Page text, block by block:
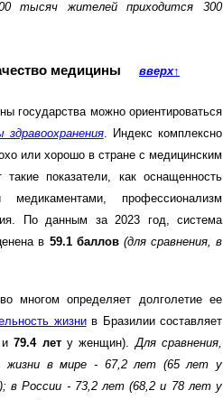
тысяч жителей приходится 300
медицины вверх↑
государства можно ориентироваться
. Индекс комплексно
или хорошо в стране с медицинским
показатели, как оснащенность
профессионализм
По данным за 2023 год, система
в 59.1 баллов (для сравнения, в
многом определяет долголетие ее
жизнив Бразилии составляет
и79.4 лету женщин).Для сравнения,
жизни в мире - 67,2 лет (65 лет у
; в России - 73,2 лет (68,2 и 78 лет у